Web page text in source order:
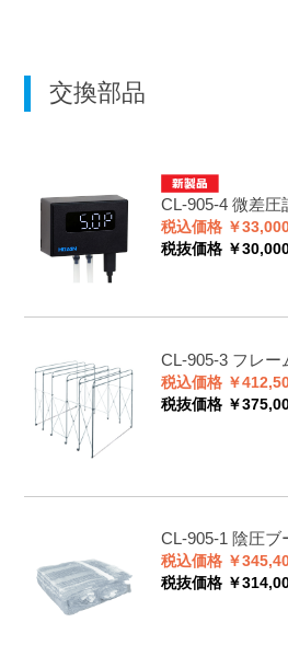
交換部品
CL-905-4 微差圧
税込価格 ￥
税抜価格 ￥
CL-905-3 フレー
税込価格 ￥
税抜価格 ￥
CL-905-1 陰圧ブ
税込価格 ￥
税抜価格 ￥